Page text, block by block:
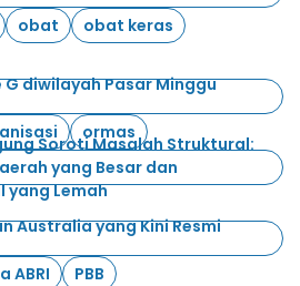
obat
obat keras
diwilayah Pasar Minggu
ormas
Soroti Masalah Struktural:
yang Besar dan
yang Lemah
Australia yang Kini Resmi
ABRI
PBB